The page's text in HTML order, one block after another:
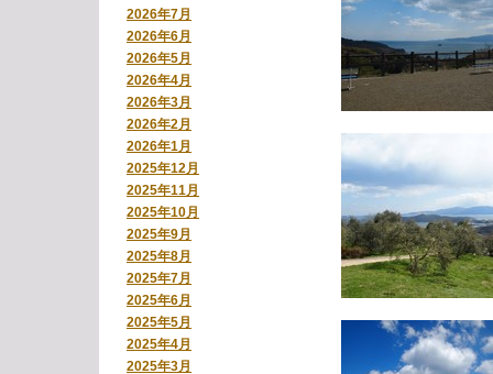
2026年7月
2026年6月
2026年5月
2026年4月
2026年3月
2026年2月
2026年1月
2025年12月
2025年11月
2025年10月
2025年9月
2025年8月
2025年7月
2025年6月
2025年5月
2025年4月
2025年3月